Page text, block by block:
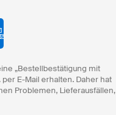
„Bestellbestätigung mit
. per E-Mail erhalten. Daher hat
Problemen, Lieferausfällen,